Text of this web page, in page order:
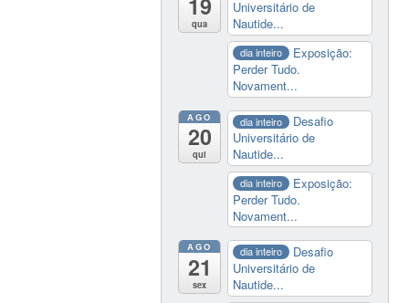
qua
Universitário de
Nautide...
dia inteiro
Exposição:
Perder Tudo.
Novament...
AGO
20
qui
dia inteiro
Desafio
Universitário de
Nautide...
dia inteiro
Exposição:
Perder Tudo.
Novament...
AGO
21
sex
dia inteiro
Desafio
Universitário de
Nautide...